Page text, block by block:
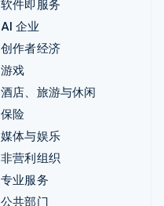
软件即服务
AI 企业
创作者经济
游戏
酒店、旅游与休闲
保险
媒体与娱乐
非营利组织
专业服务
公共部门